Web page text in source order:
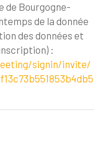
de Bourgogne-
de la donnée
des données et
:
signin/invite/